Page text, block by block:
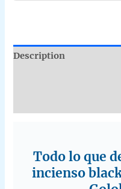
Description
Todo lo que
incienso